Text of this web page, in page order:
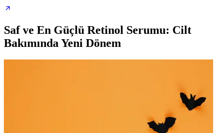
Saf ve En Güçlü Retinol Serumu: Cilt
Bakımında Yeni Dönem